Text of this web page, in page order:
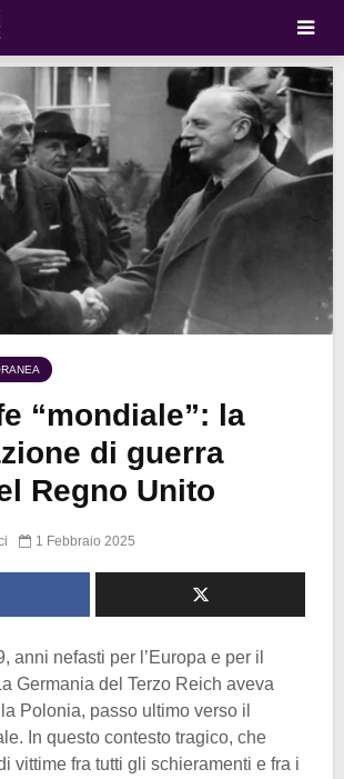
“mondiale”: la
di guerra
Regno Unito
1 Febbraio 2025
anni nefasti per l’Europa e per il
Germania del Terzo Reich aveva
Polonia, passo ultimo verso il
In questo contesto tragico, che
vittime fra tutti gli schieramenti e fra i